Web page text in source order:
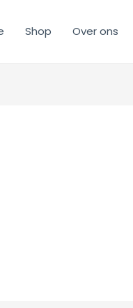
Shop Over ons